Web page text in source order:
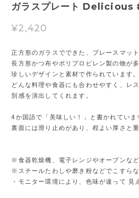
ガラスプレート Delicious
¥2,420
正方形のガラスでできた、プレースマット
長方形かつ布やポリプロピレン製の物が
珍しいデザインと素材で作られています。
どんな料理や食器にも合わせやすく、レ
別感を演出してくれます。
4か国語で「美味しい！」と書かれていま
裏面には滑り止めがあり、程よい厚さと
※食器乾燥機、電子レンジやオーブンな
※スチールたわしや磨き粉などでこすらな
・モニター環境により、色味が違って 見